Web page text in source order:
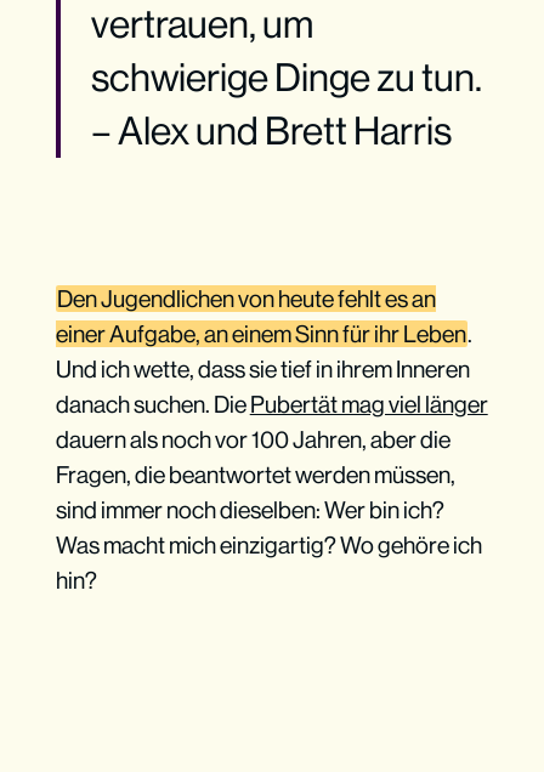
vertrauen, um
schwierige Dinge zu tun.
– Alex und Brett Harris
Den Jugendlichen von heute fehlt es an
einer Aufgabe, an einem Sinn für ihr Leben.
Und ich wette, dass sie tief in ihrem Inneren
danach suchen. DiePubertät mag viel länger
dauern als noch vor 100 Jahren, aber die
Fragen, die beantwortet werden müssen,
sind immer noch dieselben: Wer bin ich?
Was macht mich einzigartig? Wo gehöre ich
hin?